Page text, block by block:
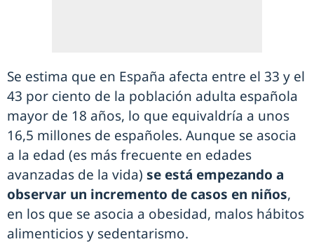
Se estima que en España afecta entre el 33 y el
43 por ciento de la población adulta española
mayor de 18 años, lo que equivaldría a unos
16,5 millones de españoles. Aunque se asocia
a la edad (es más frecuente en edades
avanzadas de la vida) se está empezando a
observar un incremento de casos en niños,
en los que se asocia a obesidad, malos hábitos
alimenticios y sedentarismo.